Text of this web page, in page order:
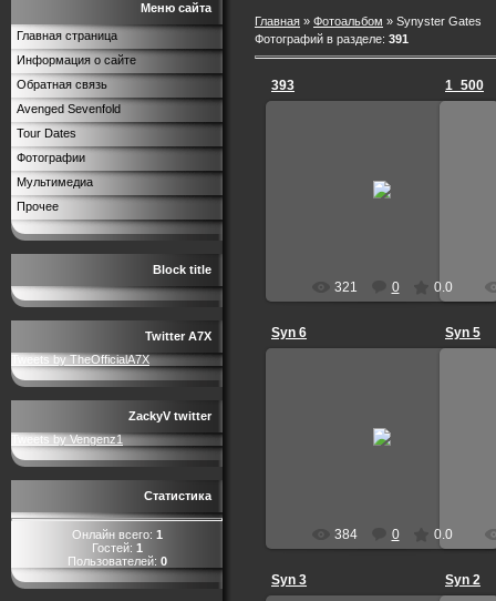
Меню сайта
Главная страница
Информация о сайте
Обратная связь
Avenged Sevenfold
Tour Dates
Фотографии
Мультимедиа
Прочее
Block title
Twitter A7X
Tweets by TheOfficialA7X
ZackyV twitter
Tweets by Vengenz1
Статистика
Онлайн всего: 1
Гостей: 1
Пользователей: 0
Главная » Фотоальбом » Synyster Gates
Фотографий в разделе: 391
393
321 0 0.0
1_500
Syn 6
384 0 0.0
Syn 5
Syn 3 Syn 2